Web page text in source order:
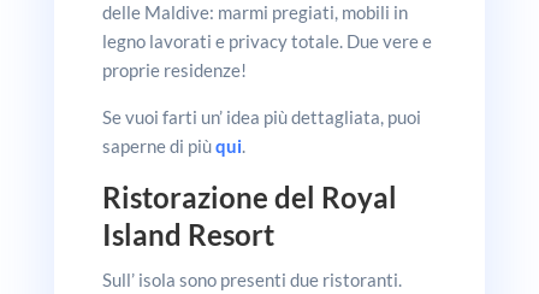
delle Maldive: marmi pregiati, mobili in
legno lavorati e privacy totale. Due vere e
proprie residenze!
Se vuoi farti un’ idea più dettagliata, puoi
saperne di piùqui.
Ristorazione del Royal
Island Resort
Sull’ isola sono presenti due ristoranti.